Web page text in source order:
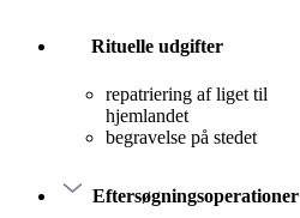
Rituelle udgifter
repatriering af liget til
hjemlandet
begravelse på stedet
Eftersøgningsoperationer